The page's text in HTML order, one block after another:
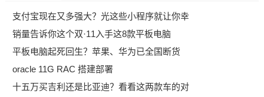
支付宝现在又多强大？光这些小程序就让你幸
销量告诉你这个双·11入手这8款平板电脑
平板电脑起死回生？苹果、华为已全国断货
oracle 11G RAC 搭建部署
十五万买吉利还是比亚迪？看看这两款车的对